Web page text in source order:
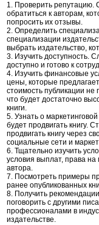
1. Проверить репутацию.
обратиться к авторам,
попросить их отзывы.
2. Определить
специализации
выбрать издательство,
3. Изучить доступность.
доступно и готово к
4. Изучить финансовые
цены, которые
стоимость публикации
что будет достаточно
книги.
5. Узнать о
будет продвигать книгу.
продвигать книгу через
социальные сети и
6. Тщательно изучить
условия выплат, права на
автора.
7. Посмотреть примеры
ранее опубликованных
8. Получить
поговорить с другими
профессионалами в
издательстве.